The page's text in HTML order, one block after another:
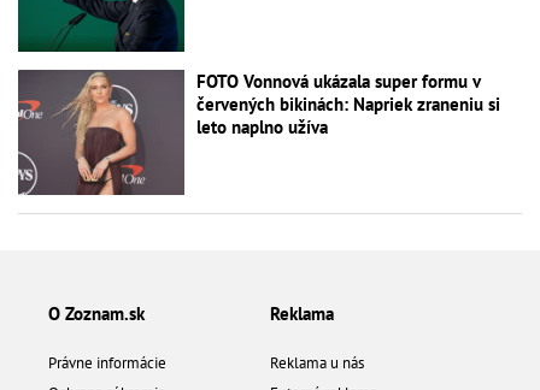
FOTO Vonnová ukázala super formu v
červených bikinách: Napriek zraneniu si
leto naplno užíva
O Zoznam.sk
Právne informácie
Reklama
Reklama u nás